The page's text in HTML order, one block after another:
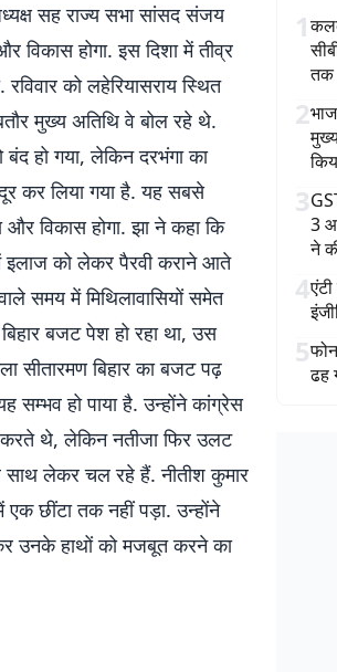
सह राज्य सभा सांसद संजय
विकास होगा. इस दिशा में तीव्र
को लहेरियासराय स्थित
मुख्य अतिथि वे बोल रहे थे.
बंद हो गया, लेकिन दरभंगा का
कर लिया गया है. यह सबसे
और विकास होगा. झा ने कहा कि
इलाज को लेकर पैरवी कराने आते
समय में मिथिलावासियों समेत
बजट पेश हो रहा था, उस
सीतारमण बिहार का बजट पढ़
सम्भव हो पाया है. उन्होंने कांग्रेस
करते थे, लेकिन नतीजा फिर उलट
वे साथ लेकर चल रहे हैं. नीतीश कुमार
छींटा तक नहीं पड़ा. उन्होंने
उनके हाथों को मजबूत करने का
1
तक
2
3
3
ने
4
5
ढह